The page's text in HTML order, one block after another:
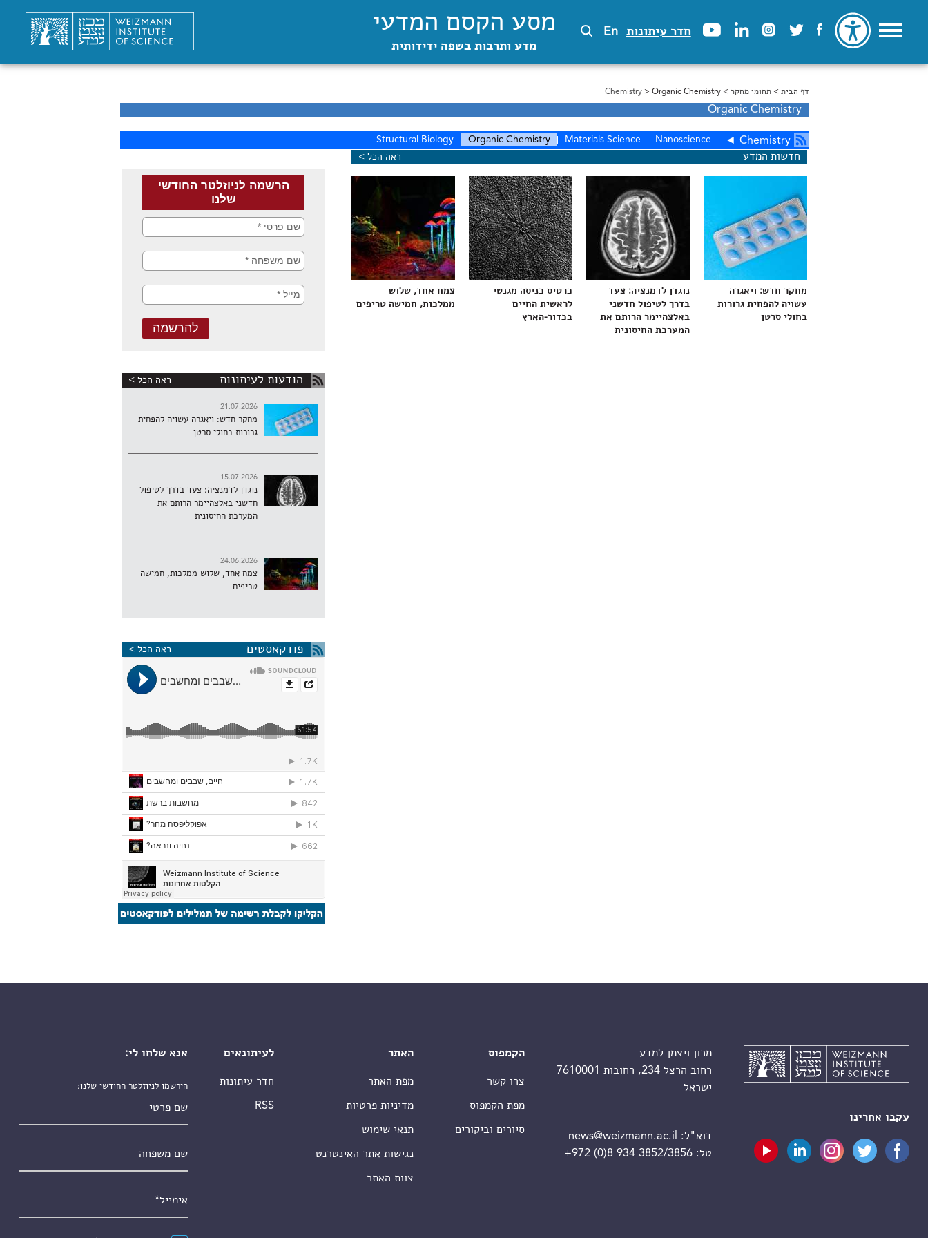
חדר עיתונות En מסע הקסם המדעי
מדע ותרבות בשפה ידידותית
הינך נמצא כאן
דף הבית >תחומי מחקר >
Chemistry> Organic Chemistry
Organic Chemistry
Chemistry
◄
Nanoscience
Materials Science
Organic Chemistry
Structural Biology
חדשות המדע ראה הכל >
מחקר חדש: ויאגרה
עשויה להפחית גרורות
בחולי סרטן
נוגדן לדמנציה: צעד
בדרך לטיפול חדשני
באלצהיימר הרותם את
המערכת החיסונית
כרטיס כניסה מגנטי
לראשית החיים
בכדור-הארץ
צמח אחד, שלוש
ממלכות, חמישה טריפים
הודעות לעיתונות ראה הכל >
21.07.2026
מחקר חדש: ויאגרה עשויה להפחית
גרורות בחולי סרטן
15.07.2026
נוגדן לדמנציה: צעד בדרך לטיפול
חדשני באלצהיימר הרותם את
המערכת החיסונית
24.06.2026
צמח אחד, שלוש ממלכות, חמישה
טריפים
פודקאסטים ראה הכל >
עקבו אחרינו
מכון ויצמן למדע
רחוב הרצל 234, רחובות 7610001
ישראל
דוא"ל:
news@weizmann.ac.il
טל:+972 (0)8 934 3852/3856
הקמפוס
צרו קשר
מפת הקמפוס
סיורים וביקורים
האתר
מפת האתר
מדיניות פרטיות
תנאי שימוש
נגישות אתר האינטרנט
צוות האתר
לעיתונאים
חדר עיתונות
RSS
אנא שלחו לי:
הירשמו לניוזלטר החודשי שלנו: